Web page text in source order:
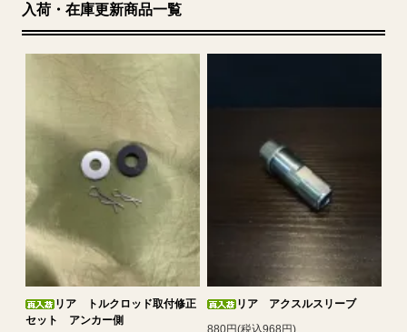
入荷・在庫更新商品一覧
リア トルクロッド取付修正
セット アンカー側
リア アクスルスリーブ
880円(税込968円)